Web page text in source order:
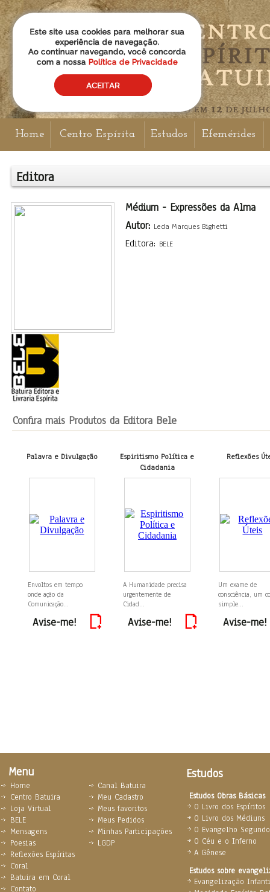
Home Centro Espírita Estudos Efemérides
Editora
Médium - Expressões da Alma
Autor: Leda Marques Bighetti
Editora: BELE
Confira mais Produtos da Editora Bele
Palavra e Divulgação
Envoltos em tempo
onde ação da
Comunicação...
Avise-me!
Espiritismo Política e
Cidadania
A Humanidade precisa
urgentemente de
Cidad...
Avise-me!
Reflexões
Um exame de
consciência, um
simple...
Avise-me!
Menu Estudos
Estudos Obras Básicas
O Livro dos Espíritos
O Livro dos Médiuns
O Evangelho
O Céu e o Inferno
A Gênese
Estudos sobre
Evangelização
Home
Centro Batuira
Loja Virtual
BELE
Mensagens
Poesias
Reflexões Espíritas
Coral
Batuira em Coral
Contato
Canal Batuira
Meu Cadastro
Meus favoritos
Meus Pedidos
Minhas Participações
LGDP